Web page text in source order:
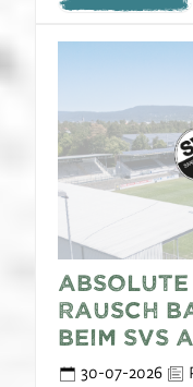
Absolute
Rausch
beim SVS
30-07-2026